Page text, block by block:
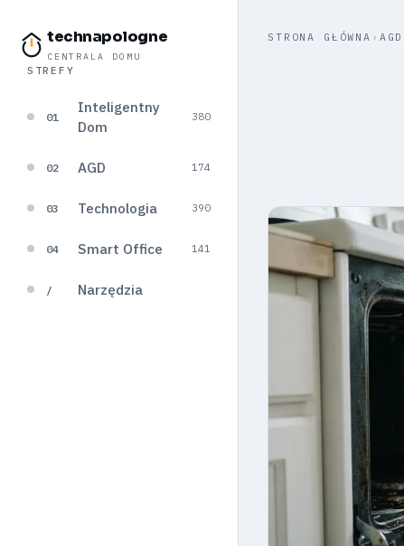
technapologne
CENTRALA DOMU
STREFY
01
Inteligentny
Dom
380
02 AGD 174
03 Technologia 390
04 Smart Office 141
/ Narzędzia
STRONA GŁÓWNA › AGD